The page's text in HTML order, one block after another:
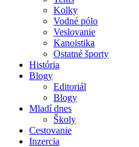
Kolky
Vodné pólo
Veslovanie
Kanoistika
Ostatné športy
História
Blogy
Editoriál
Blogy
Mladí dnes
Školy
Cestovanie
Inzercia